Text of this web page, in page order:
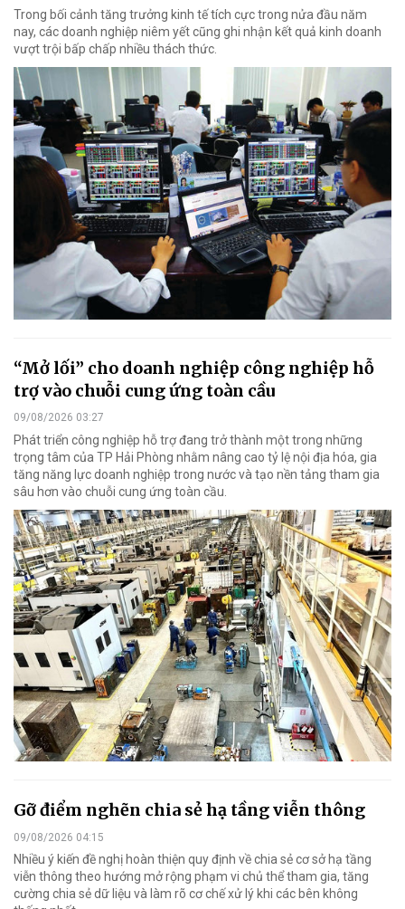
Trong bối cảnh tăng trưởng kinh tế tích cực trong nửa đầu năm
nay, các doanh nghiệp niêm yết cũng ghi nhận kết quả kinh doanh
vượt trội bấp chấp nhiều thách thức.
“Mở lối” cho doanh nghiệp công nghiệp hỗ
trợ vào chuỗi cung ứng toàn cầu
09/08/2026 03:27
Phát triển công nghiệp hỗ trợ đang trở thành một trong những
trọng tâm của TP Hải Phòng nhằm nâng cao tỷ lệ nội địa hóa, gia
tăng năng lực doanh nghiệp trong nước và tạo nền tảng tham gia
sâu hơn vào chuỗi cung ứng toàn cầu.
Gỡ điểm nghẽn chia sẻ hạ tầng viễn thông
09/08/2026 04:15
Nhiều ý kiến đề nghị hoàn thiện quy định về chia sẻ cơ sở hạ tầng
viễn thông theo hướng mở rộng phạm vi chủ thể tham gia, tăng
cường chia sẻ dữ liệu và làm rõ cơ chế xử lý khi các bên không